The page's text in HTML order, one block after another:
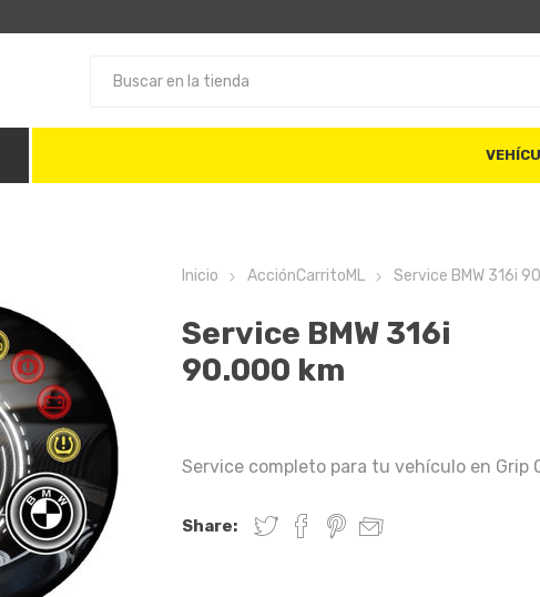
Inicio AcciónCarritoML Service BMW 316i
Service BMW 316i
90.000 km
Service completo para tu vehículo en Grip
Share: